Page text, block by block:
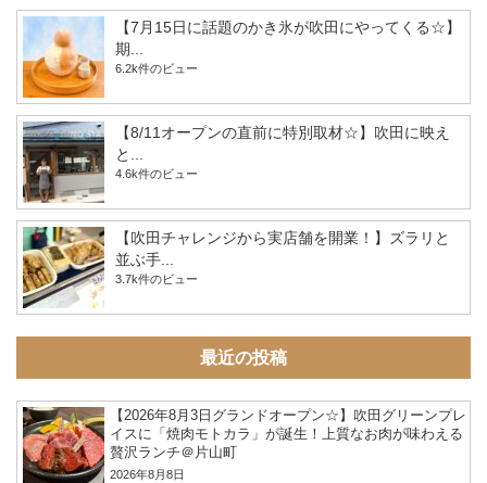
【7月15日に話題のかき氷が吹田にやってくる☆】
期...
6.2k件のビュー
【8/11オープンの直前に特別取材☆】吹田に映え
と...
4.6k件のビュー
【吹田チャレンジから実店舗を開業！】ズラリと
並ぶ手...
3.7k件のビュー
最近の投稿
【2026年8月3日グランドオープン☆】吹田グリーンプレ
イスに「焼肉モトカラ」が誕生！上質なお肉が味わえる
贅沢ランチ＠片山町
2026年8月8日